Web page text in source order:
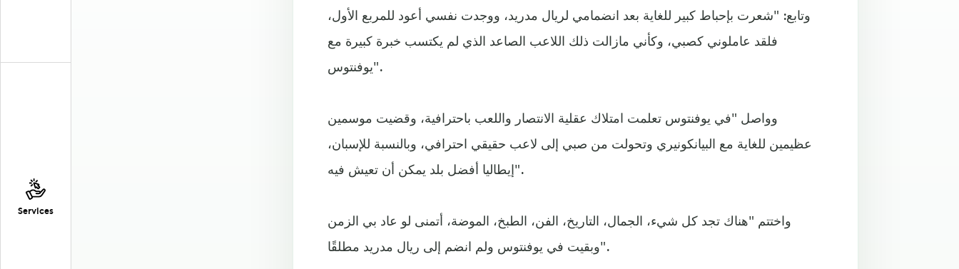
Services
وتابع: "شعرت بإحباط كبير للغاية بعد انضمامي لريال مدريد، ووجدت نفسي أعود للمربع الأول،
فلقد عاملوني كصبي، وكأني مازالت ذلك اللاعب الصاعد الذي لم يكتسب خبرة كبيرة مع
يوفنتوس".
وواصل "في يوفنتوس تعلمت امتلاك عقلية الانتصار واللعب باحترافية، وقضيت موسمين
عظيمين للغاية مع البيانكونيري وتحولت من صبي إلى لاعب حقيقي احترافي، وبالنسبة للإسبان،
إيطاليا أفضل بلد يمكن أن تعيش فيه".
واختتم "هناك تجد كل شيء، الجمال، التاريخ، الفن، الطبخ، الموضة، أتمنى لو عاد بي الزمن
وبقيت في يوفنتوس ولم انضم إلى ريال مدريد مطلقًا".